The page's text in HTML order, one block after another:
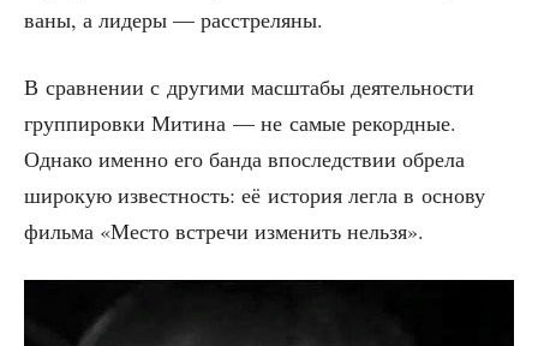
ва­ны, а лиде­ры — расстреляны.
В срав­не­нии с дру­ги­ми мас­шта­бы дея­тель­но­сти
груп­пи­ров­ки Мити­на — не самые рекорд­ные.
Одна­ко имен­но его бан­да впо­след­ствии обре­ла
широ­кую извест­ность: её исто­рия лег­ла в осно­ву
филь­ма «Место встре­чи изме­нить нельзя».